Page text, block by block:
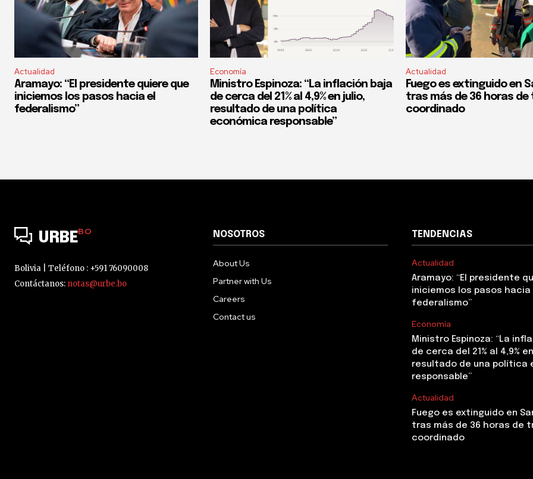
Actualidad
Aramayo: “El presidente quiere que
iniciemos los pasos hacia el
federalismo”
Economía
Ministro Espinoza: “La inflación baja
de cerca del 21% al 4,9% en julio,
resultado de una política
económica responsable”
Actualidad
Fuego es extinguido en
tras más de 36 horas de
coordinado
URBEBO
Bolivia | Teléfono : +591 76090008
Contáctanos: notas@urbe.bo
NOSOTROS
About Us
Partner with Us
Careers
Contact us
TENDENCIAS
Actualidad
Aramayo: “El presidente
iniciemos los pasos hacia
federalismo”
Economía
Ministro Espinoza: “La
de cerca del 21% al 4,9%
resultado de una política
responsable”
Actualidad
Fuego es extinguido en
tras más de 36 horas de
coordinado